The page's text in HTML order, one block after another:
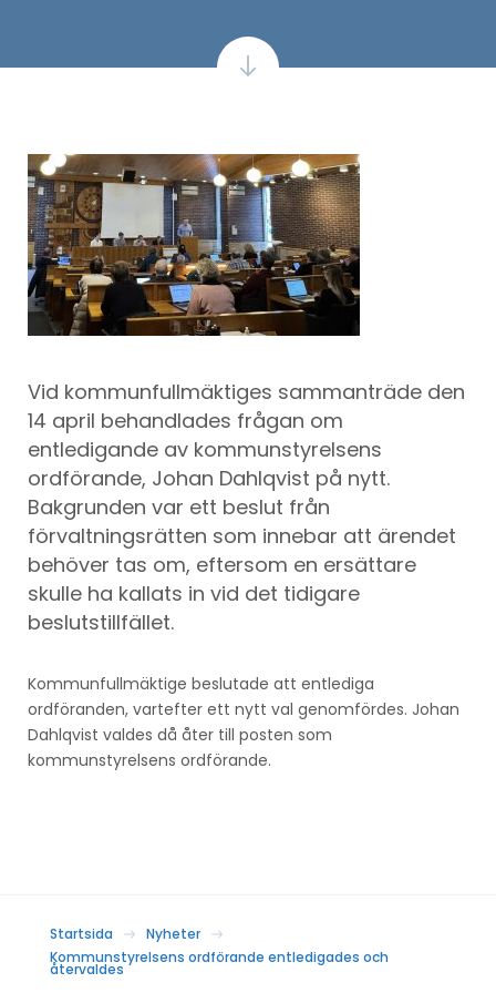
Vid kommunfullmäktiges sammanträde den
14 april behandlades frågan om
entledigande av kommunstyrelsens
ordförande, Johan Dahlqvist på nytt.
Bakgrunden var ett beslut från
förvaltningsrätten som innebar att ärendet
behöver tas om, eftersom en ersättare
skulle ha kallats in vid det tidigare
beslutstillfället.
Kommunfullmäktige beslutade att entlediga
ordföranden, vartefter ett nytt val genomfördes. Johan
Dahlqvist valdes då åter till posten som
kommunstyrelsens ordförande.
Startsida
Nyheter
Kommunstyrelsens ordförande entledigades och
återvaldes